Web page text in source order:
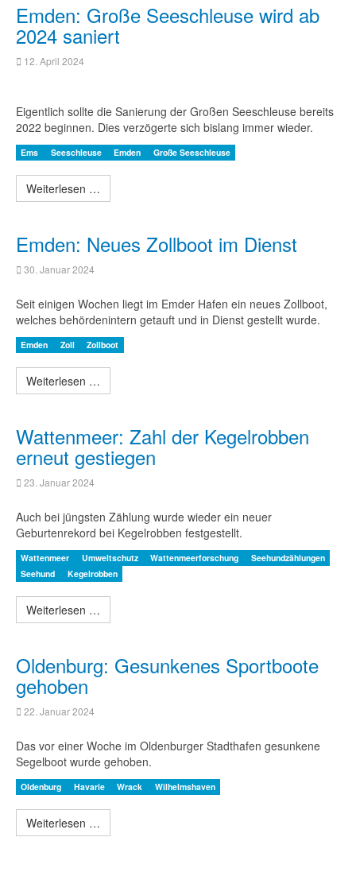
Emden: Große Seeschleuse wird ab
2024 saniert
12. April 2024
Eigentlich sollte die Sanierung der Großen Seeschleuse bereits
2022 beginnen. Dies verzögerte sich bislang immer wieder.
Ems Seeschleuse Emden Große Seeschleuse
Weiterlesen …
Emden: Neues Zollboot im Dienst
30. Januar 2024
Seit einigen Wochen liegt im Emder Hafen ein neues Zollboot,
welches behördenintern getauft und in Dienst gestellt wurde.
Emden Zoll Zollboot
Weiterlesen …
Wattenmeer: Zahl der Kegelrobben
erneut gestiegen
23. Januar 2024
Auch bei jüngsten Zählung wurde wieder ein neuer
Geburtenrekord bei Kegelrobben festgestellt.
Wattenmeer Umweltschutz Wattenmeerforschung
Seehundzählungen
Seehund
Kegelrobben
Weiterlesen …
Oldenburg: Gesunkenes Sportboote
gehoben
22. Januar 2024
Das vor einer Woche im Oldenburger Stadthafen gesunkene
Segelboot wurde gehoben.
Oldenburg Havarie Wrack Wilhelmshaven
Weiterlesen …